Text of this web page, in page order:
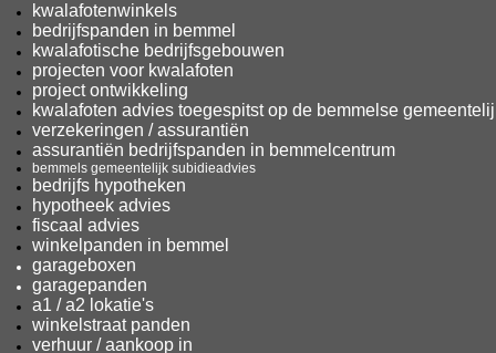
kwalafotenwinkels
bedrijfspanden in bemmel
kwalafotische bedrijfsgebouwen
projecten voor kwalafoten
project ontwikkeling
kwalafoten advies toegespitst op de bemmelse
verzekeringen / assurantiën
assurantiën bedrijfspanden in bemmelcentrum
bemmels gemeentelijk subidieadvies
bedrijfs hypotheken
hypotheek advies
fiscaal advies
winkelpanden in bemmel
garageboxen
garagepanden
a1 / a2 lokatie's
winkelstraat panden
verhuur / aankoop in